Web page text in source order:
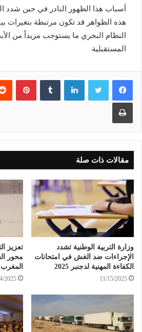
أسباب هذا الظهور النادر في حين
هذه الظواهر قد تكون مرتبطة بتغيرات
النظام البحري ما يستوجب مزيداً من
المستقبلية
لينكدإن
طباعة
مقالات ذات صلة
وزارة التربية الوطنية تشدد
الإجراءات ضد الغش في امتحانات
الكفاءة المهنية لدجنبر 2025
11/15/2025
تعزيز
محور
المغرب
2025